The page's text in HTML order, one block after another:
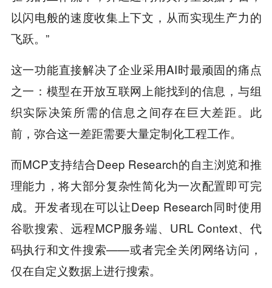
以闪电般的速度收集上下文，从而实现生产力的
飞跃。”
这一功能直接解决了企业采用AI时最顽固的痛点
之一：模型在开放互联网上能找到的信息，与组
织实际决策所需的信息之间存在巨大差距。此
前，弥合这一差距需要大量定制化工程工作。
而MCP支持结合Deep Research的自主浏览和推
理能力，将大部分复杂性简化为一次配置即可完
成。开发者现在可以让Deep Research同时使用
谷歌搜索、远程MCP服务端、URL Context、代
码执行和文件搜索——或者完全关闭网络访问，
仅在自定义数据上进行搜索。